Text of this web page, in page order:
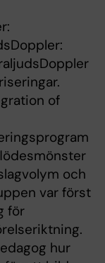
of
och
var först
för
hur